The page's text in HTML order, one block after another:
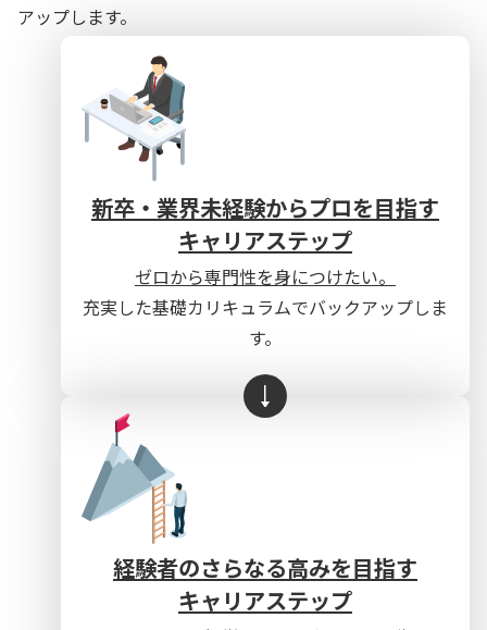
アップします。
新卒・業界未経験からプロを目指す
キャリアステップ
ゼロから専門性を身につけたい。
充実した基礎カリキュラムでバックアップしま
す。
経験者のさらなる高みを目指す
キャリアステップ